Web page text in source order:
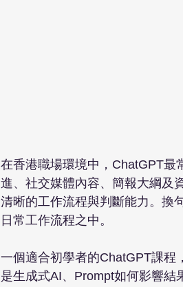
在香港職場環境中，ChatGPT最
進、社交媒體內容、簡報大綱及
清晰的工作流程與判斷能力。換
日常工作流程之中。
一個適合初學者的ChatGPT課程
是生成式AI、Prompt如何影響結